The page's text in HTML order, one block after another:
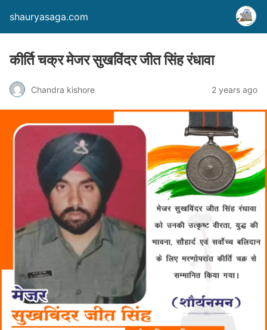
shauryasaga.com
कीर्ति चक्र मेजर सुखविंदर जीत सिंह रंधावा
Chandra kishore 2 years ago